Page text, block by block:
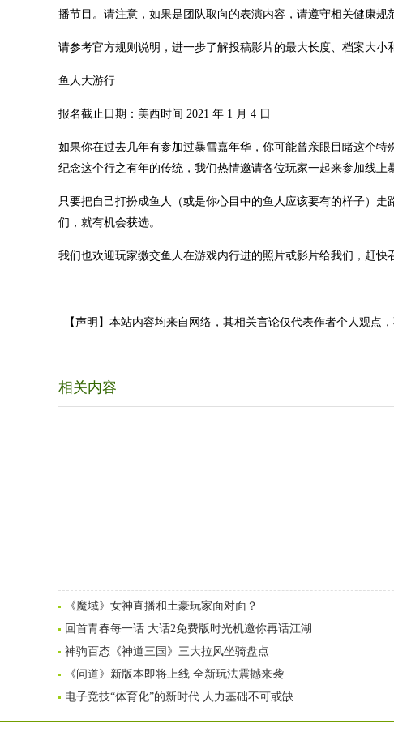
播节目。请注意，如果是团队取向的表演内容，请遵守相关健康规
请参考官方规则说明，进一步了解投稿影片的最大长度、档案大小
鱼人大游行
报名截止日期：美西时间 2021 年 1 月 4 日
如果你在过去几年有参加过暴雪嘉年华，你可能曾亲眼目睹这个
纪念这个行之有年的传统，我们热情邀请各位玩家一起来参加线上
只要把自己打扮成鱼人（或是你心目中的鱼人应该要有的样子）
们，就有机会获选。
我们也欢迎玩家缴交鱼人在游戏内行进的照片或影片给我们，赶快
【声明】本站内容均来自网络，其相关言论仅代表作者个人观
相关内容
《魔域》女神直播和土豪玩家面对面？
回首青春每一话 大话2免费版时光机邀你再话江湖
神驹百态《神道三国》三大拉风坐骑盘点
《问道》新版本即将上线 全新玩法震撼来袭
电子竞技“体育化”的新时代 人力基础不可或缺